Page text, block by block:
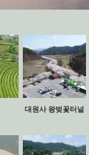
대원사 왕벚꽃터널